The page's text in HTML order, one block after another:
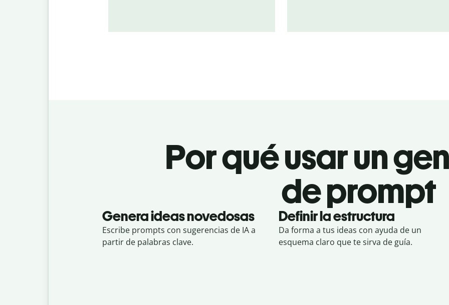
Por qué usar un
de prompt
Genera ideas novedosas
Escribe prompts con sugerencias de IA a
partir de palabras clave.
Definir la estructura
Da forma a tus ideas con ayuda de un
esquema claro que te sirva de guía.